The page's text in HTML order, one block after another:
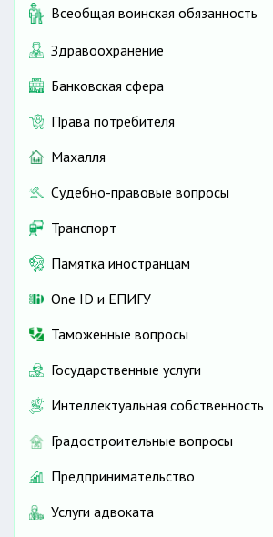
Всеобщая воинская обязанность
Здравоохранение
Банковская сфера
Права потребителя
Махалля
Судебно-правовые вопросы
Транспорт
Памятка иностранцам
One ID и ЕПИГУ
Таможенные вопросы
Государственные услуги
Интеллектуальная собственность
Градостроительные вопросы
Предпринимательство
Услуги адвоката